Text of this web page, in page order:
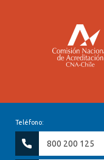
Teléfono:
800 200 125